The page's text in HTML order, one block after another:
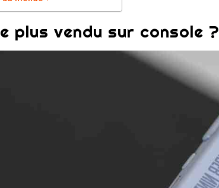
plus vendu sur console ?